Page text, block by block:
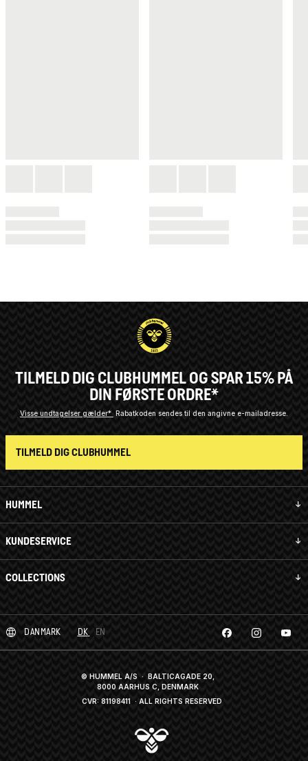
HUMMEL
KUNDESERVICE
COLLECTIONS
TILMELD DIG CLUBHUMMEL OG SPAR 15% PÅ
DIN FØRSTE ORDRE*
Visse undtagelser gælder* Rabatkoden sendes til den angivne e-mailadresse.
TILMELD DIG CLUBHUMMEL
DANMARK DK EN
© HUMMEL A/S · BALTICAGADE 20,
8000 AARHUS C, DENMARK
CVR: 81198411 · ALL RIGHTS RESERVED